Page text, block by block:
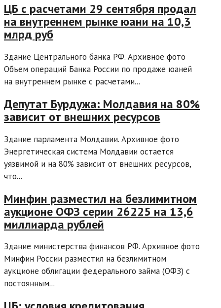
ЦБ с расчетами 29 сентября продал
на внутреннем рынке юани на 10,3
млрд руб
Здание Центрального банка РФ. Архивное фото
Объем операций Банка России по продаже юаней
на внутреннем рынке с расчетами...
Депутат Бурдужа: Молдавия на 80%
зависит от внешних ресурсов
Здание парламента Молдавии. Архивное фото
Энергетическая система Молдавии остается
уязвимой и на 80% зависит от внешних ресурсов,
что...
Минфин разместил на безлимитном
аукционе ОФЗ серии 26225 на 13,6
миллиарда рублей
Здание министерства финансов РФ. Архивное фото
Минфин России разместил на безлимитном
аукционе облигации федерального займа (ОФЗ) с
постоянным...